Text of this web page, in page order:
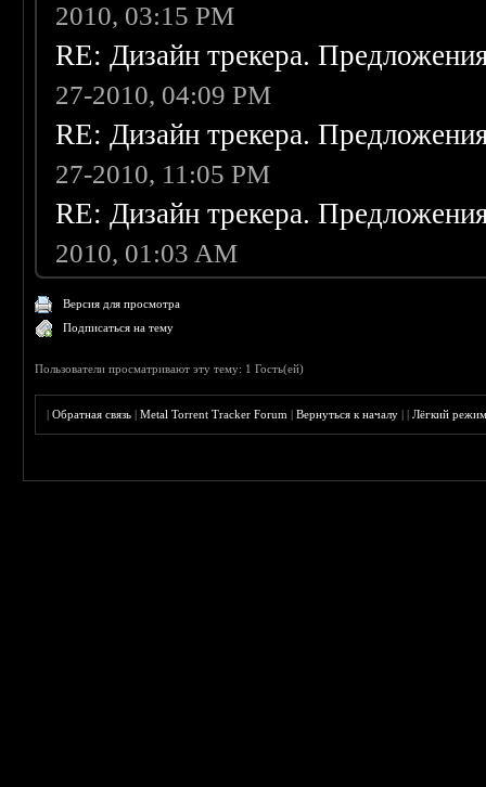
2010, 03:15 PM
RE: Дизайн трекера.
27-2010, 04:09 PM
RE: Дизайн трекера.
27-2010, 11:05 PM
RE: Дизайн трекера.
2010, 01:03 AM
Версия для просмотра
Подписаться на тему
Пользователи просматривают эту тему: 1 Гость(ей)
|Обратная связь |Metal Torrent Tracker Forum |Вернуться к началу ||Лёгкий